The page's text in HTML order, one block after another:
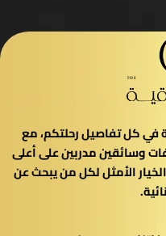
في كل تفاصيل رحلتكم، مع
وسائقين مدربين على أعلى
الأمثل لكل من يبحث عن